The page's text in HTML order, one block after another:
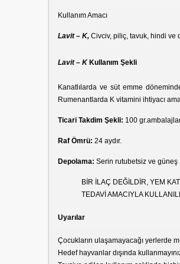
Kullanım Amacı
Lavit – K, Civciv, piliç, tavuk, hindi ve
Lavit – K Kullanım Şekli
Kanatlılarda ve süt emme
Rumenantlarda K vitamini ihtiyacı
Ticari Takdim Şekli: 100
Raf Ömrü: 24 aydır.
Depolama: Serin rutubetsiz ve güneş
BİR İLAÇ DEĞİLDİR, YEM
TEDAVİ AMACIYLA
Uyarılar
Çocukların ulaşamayacağı yerlerde
Hedef hayvanlar dışında